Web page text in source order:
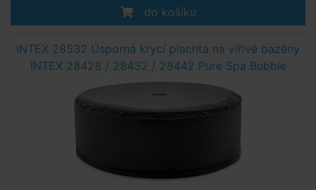
do košíku
INTEX 28532 Úsporná krycí plachta na vířivé bazény
INTEX 28428 / 28432 / 28442 Pure Spa Bubble